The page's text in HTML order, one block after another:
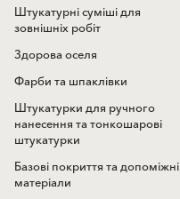
Штукатурні суміші для
зовнішніх робіт
Здорова оселя
Фарби та шпаклівки
Штукатурки для ручного
нанесення та тонкошарові
штукатурки
Базові покриття та допоміжні
матеріали